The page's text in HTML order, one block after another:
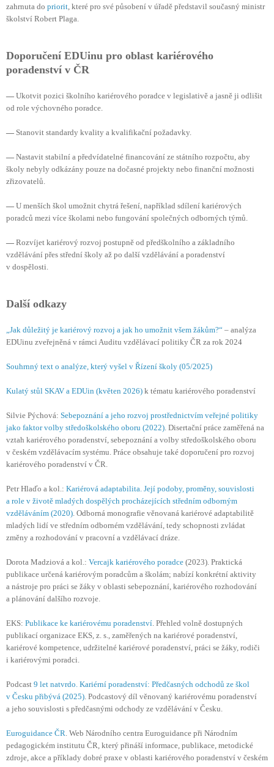
zahrnuta do priorit, které pro své působení v úřadě představil současný ministr
školství Robert Plaga.
Doporučení EDUinu pro oblast kariérového
poradenství v ČR
— Ukotvit pozici školního kariérového poradce v legislativě a jasně ji odlišit
od role výchovného poradce.
— Stanovit standardy kvality a kvalifikační požadavky.
— Nastavit stabilní a předvídatelné financování ze státního rozpočtu, aby
školy nebyly odkázány pouze na dočasné projekty nebo finanční možnosti
zřizovatelů.
— U menších škol umožnit chytrá řešení, například sdílení kariérových
poradců mezi více školami nebo fungování společných odborných týmů.
— Rozvíjet kariérový rozvoj postupně od předškolního a základního
vzdělávání přes střední školy až po další vzdělávání a poradenství
v dospělosti.
Další odkazy
„Jak důležitý je kariérový rozvoj a jak ho umožnit všem žákům?“ – analýza
EDUinu zveřejněná v rámci Auditu vzdělávací politiky ČR za rok 2024
Souhrnný text o analýze, který vyšel v Řízení školy (05/2025)
Kulatý stůl SKAV a EDUin (květen 2026) k tématu kariérového poradenství
Silvie Pýchová: Sebepoznání a jeho rozvoj prostřednictvím veřejné politiky
jako faktor volby středoškolského oboru (2022). Disertační práce zaměřená na
vztah kariérového poradenství, sebepoznání a volby středoškolského oboru
v českém vzdělávacím systému. Práce obsahuje také doporučení pro rozvoj
kariérového poradenství v ČR.
Petr Hlaďo a kol.: Kariérová adaptabilita. Její podoby, proměny, souvislosti
a role v životě mladých dospělých procházejících středním odborným
vzděláváním (2020). Odborná monografie věnovaná kariérové adaptabilitě
mladých lidí ve středním odborném vzdělávání, tedy schopnosti zvládat
změny a rozhodování v pracovní a vzdělávací dráze.
Dorota Madziová a kol.: Vercajk kariérového poradce (2023). Praktická
publikace určená kariérovým poradcům a školám; nabízí konkrétní aktivity
a nástroje pro práci se žáky v oblasti sebepoznání, kariérového rozhodování
a plánování dalšího rozvoje.
EKS: Publikace ke kariérovému poradenství. Přehled volně dostupných
publikací organizace EKS, z. s., zaměřených na kariérové poradenství,
kariérové kompetence, udržitelné kariérové poradenství, práci se žáky, rodiči
i kariérovými poradci.
Podcast 9 let natvrdo. Kariérní poradenství: Předčasných odchodů ze škol
v Česku přibývá (2025). Podcastový díl věnovaný kariérovému poradenství
a jeho souvislosti s předčasnými odchody ze vzdělávání v Česku.
Euroguidance ČR. Web Národního centra Euroguidance při Národním
pedagogickém institutu ČR, který přináší informace, publikace, metodické
zdroje, akce a příklady dobré praxe v oblasti kariérového poradenství v českém